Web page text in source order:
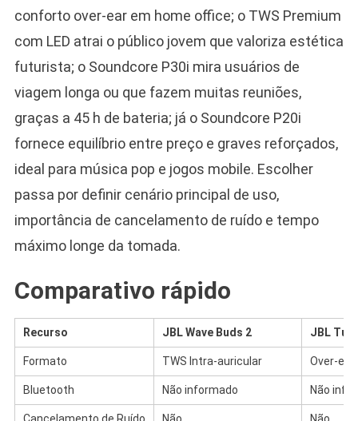
conforto over-ear em home office; o TWS Premium
com LED atrai o público jovem que valoriza estética
futurista; o Soundcore P30i mira usuários de
viagem longa ou que fazem muitas reuniões,
graças a 45 h de bateria; já o Soundcore P20i
fornece equilíbrio entre preço e graves reforçados,
ideal para música pop e jogos mobile. Escolher
passa por definir cenário principal de uso,
importância de cancelamento de ruído e tempo
máximo longe da tomada.
Comparativo rápido
Recurso JBL Wave Buds 2 JBL
Formato TWS Intra-auricular Over-ear
Bluetooth Não informado Não